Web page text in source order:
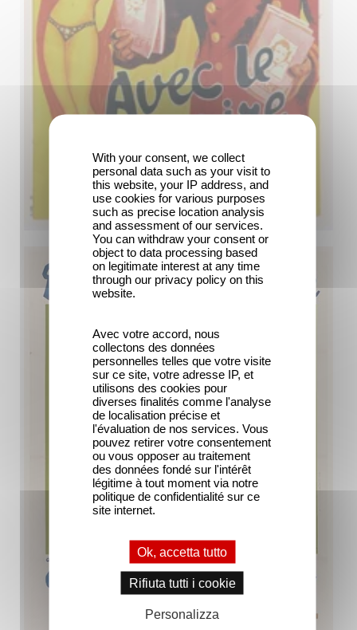
With your consent, we collect
personal data such as your visit to
this website, your IP address, and
use cookies for various purposes
such as precise location analysis
and assessment of our services.
You can withdraw your consent or
object to data processing based
on legitimate interest at any time
through our privacy policy on this
website.
Avec votre accord, nous
collectons des données
personnelles telles que votre visite
sur ce site, votre adresse IP, et
utilisons des cookies pour
diverses finalités comme l'analyse
de localisation précise et
l'évaluation de nos services. Vous
pouvez retirer votre consentement
ou vous opposer au traitement
des données fondé sur l'intérêt
légitime à tout moment via notre
politique de confidentialité sur ce
site internet.
Ok, accetta tutto
Rifiuta tutti i cookie
Personalizza